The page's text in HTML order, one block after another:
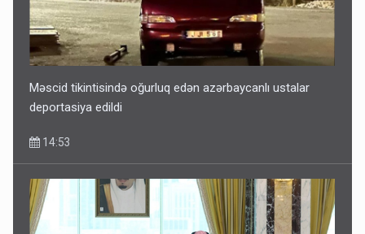
Məscid tikintisində oğurluq edən azərbaycanlı ustalar
deportasiya edildi
14:53